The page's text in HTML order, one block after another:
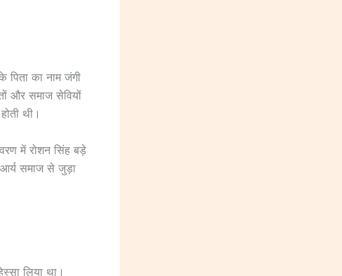
का नाम जंगी
और समाज सेवियों
थी।
में रोशन सिंह बड़े
समाज से जुड़ा
लिया था।